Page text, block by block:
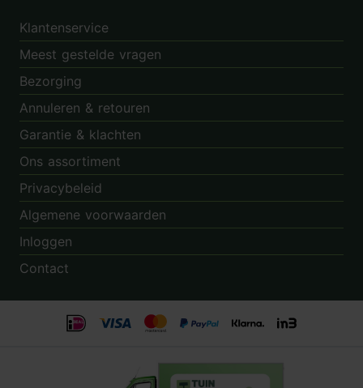
Klantenservice
Meest gestelde vragen
Bezorging
Annuleren & retouren
Garantie & klachten
Ons assortiment
Privacybeleid
Algemene voorwaarden
Inloggen
Contact